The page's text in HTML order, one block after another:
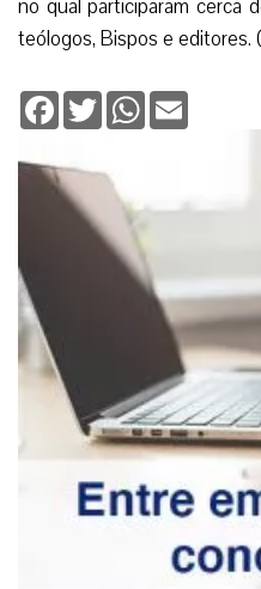
Os recursos se
apresentada pela Igreja
edição da Bíblia
no qual participaram cerca
teólogos, Bispos e editores.
FacebookTwitterWhatsApp